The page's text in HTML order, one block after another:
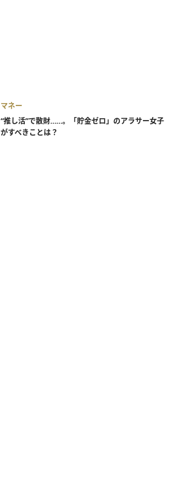
マネー
“推し活”で散財……。「貯金ゼロ」のアラサー女子
がすべきことは？